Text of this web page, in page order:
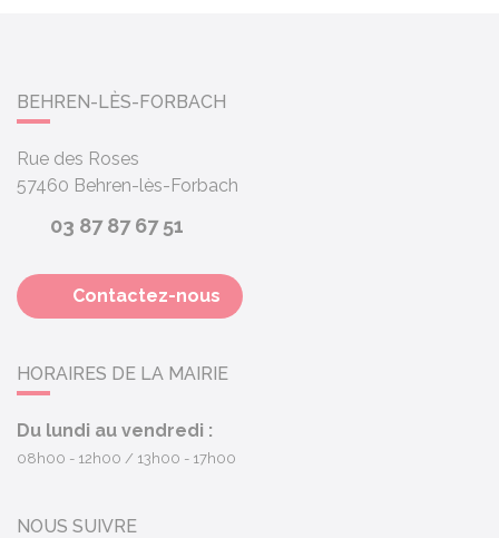
BEHREN-LÈS-FORBACH
Rue des Roses
57460 Behren-lès-Forbach
03 87 87 67 51
Contactez-nous
HORAIRES DE LA MAIRIE
Du lundi au vendredi :
08h00 - 12h00 13h00 - 17h00
NOUS SUIVRE